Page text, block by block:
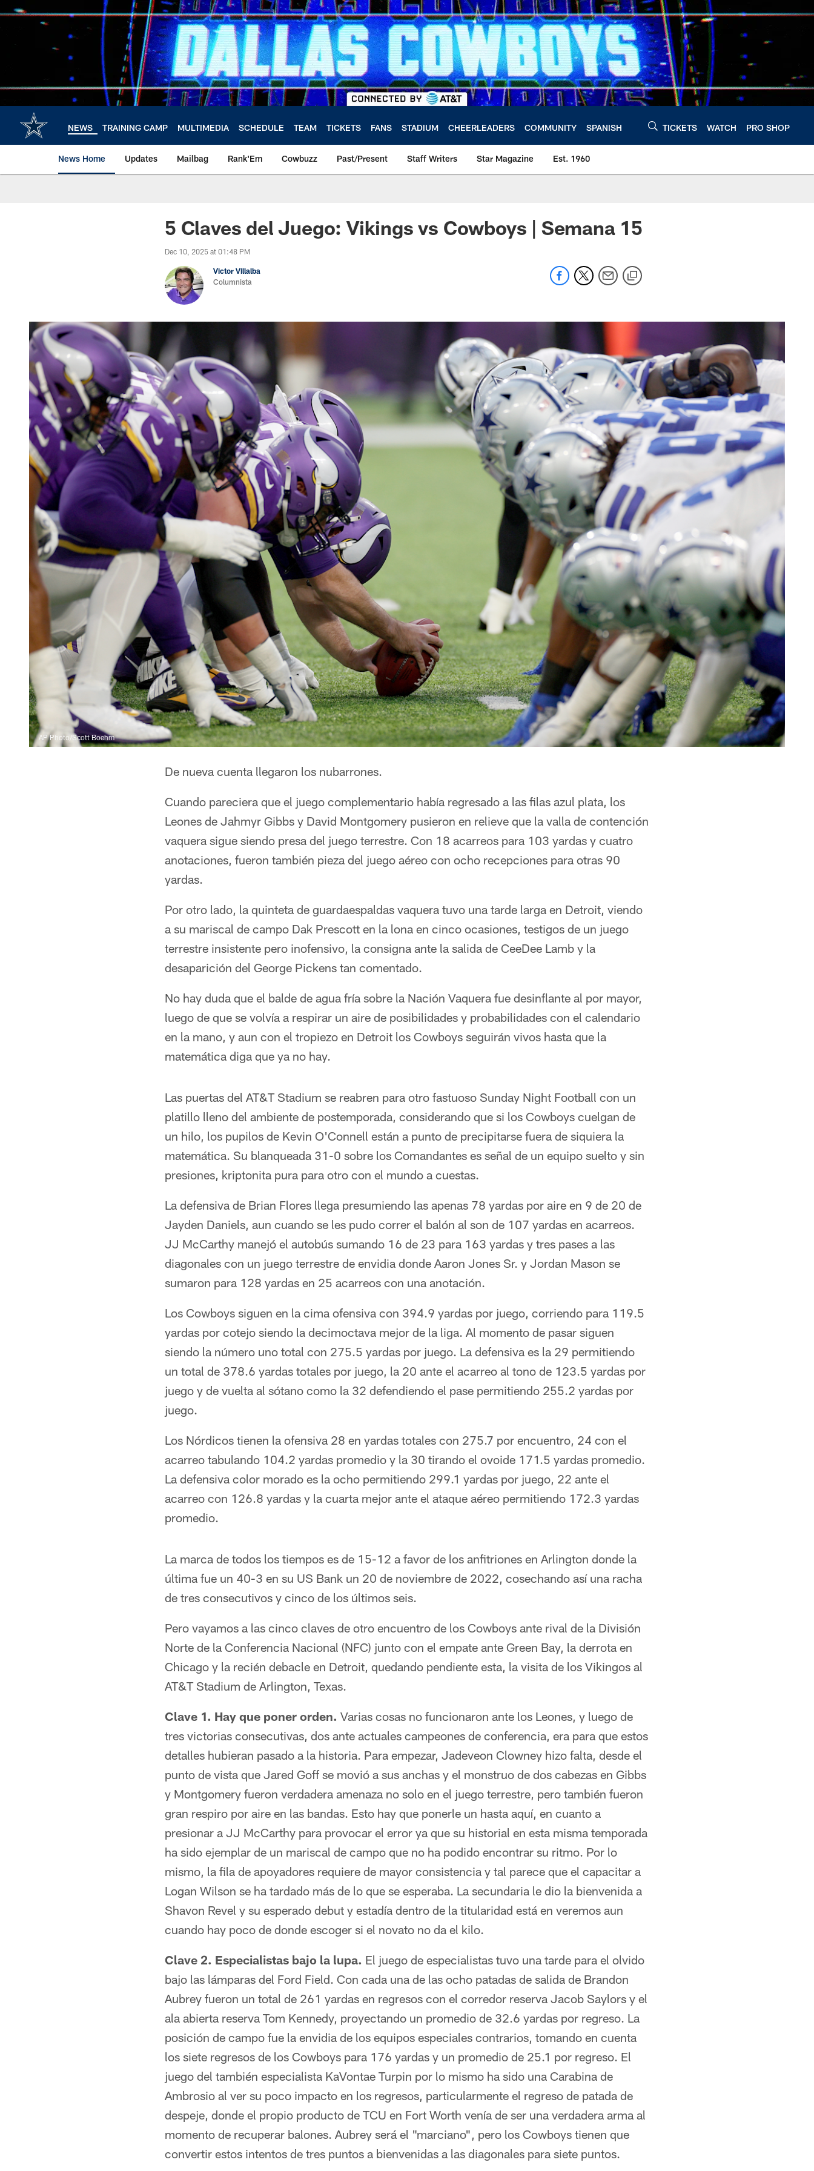
Skip
to
NEWS TRAINING CAMP MULTIMEDIA SCHEDULE TEAM TICKETS FANS STADIUM CHEERLEADERS COMMUNITY SPANISH TICKETS WATCH PRO SHOP
News Home Updates Mailbag Rank'Em Cowbuzz Past/Present Staff Writers Star Magazine Est. 1960
5 Claves del Juego: Vikings vs Cowboys | Semana 15
Dec 10, 2025 at 01:48 PM
Victor Villalba
Columnista
AP Photo/Scott Boehm
De nueva cuenta llegaron los nubarrones.
Cuando pareciera que el juego complementario había regresado a las filas azul plata, los
Leones de Jahmyr Gibbs y David Montgomery pusieron en relieve que la valla de contención
vaquera sigue siendo presa del juego terrestre. Con 18 acarreos para 103 yardas y cuatro
anotaciones, fueron también pieza del juego aéreo con ocho recepciones para otras 90
yardas.
Por otro lado, la quinteta de guardaespaldas vaquera tuvo una tarde larga en Detroit, viendo
a su mariscal de campo Dak Prescott en la lona en cinco ocasiones, testigos de un juego
terrestre insistente pero inofensivo, la consigna ante la salida de CeeDee Lamb y la
desaparición del George Pickens tan comentado.
No hay duda que el balde de agua fría sobre la Nación Vaquera fue desinflante al por mayor,
luego de que se volvía a respirar un aire de posibilidades y probabilidades con el calendario
en la mano, y aun con el tropiezo en Detroit los Cowboys seguirán vivos hasta que la
matemática diga que ya no hay.
Las puertas del AT&T Stadium se reabren para otro fastuoso Sunday Night Football con un
platillo lleno del ambiente de postemporada, considerando que si los Cowboys cuelgan de
un hilo, los pupilos de Kevin O'Connell están a punto de precipitarse fuera de siquiera la
matemática. Su blanqueada 31-0 sobre los Comandantes es señal de un equipo suelto y sin
presiones, kriptonita pura para otro con el mundo a cuestas.
La defensiva de Brian Flores llega presumiendo las apenas 78 yardas por aire en 9 de 20 de
Jayden Daniels, aun cuando se les pudo correr el balón al son de 107 yardas en acarreos.
JJ McCarthy manejó el autobús sumando 16 de 23 para 163 yardas y tres pases a las
diagonales con un juego terrestre de envidia donde Aaron Jones Sr. y Jordan Mason se
sumaron para 128 yardas en 25 acarreos con una anotación.
Los Cowboys siguen en la cima ofensiva con 394.9 yardas por juego, corriendo para 119.5
yardas por cotejo siendo la decimoctava mejor de la liga. Al momento de pasar siguen
siendo la número uno total con 275.5 yardas por juego. La defensiva es la 29 permitiendo
un total de 378.6 yardas totales por juego, la 20 ante el acarreo al tono de 123.5 yardas por
juego y de vuelta al sótano como la 32 defendiendo el pase permitiendo 255.2 yardas por
juego.
Los Nórdicos tienen la ofensiva 28 en yardas totales con 275.7 por encuentro, 24 con el
acarreo tabulando 104.2 yardas promedio y la 30 tirando el ovoide 171.5 yardas promedio.
La defensiva color morado es la ocho permitiendo 299.1 yardas por juego, 22 ante el
acarreo con 126.8 yardas y la cuarta mejor ante el ataque aéreo permitiendo 172.3 yardas
promedio.
La marca de todos los tiempos es de 15-12 a favor de los anfitriones en Arlington donde la
última fue un 40-3 en su US Bank un 20 de noviembre de 2022, cosechando así una racha
de tres consecutivos y cinco de los últimos seis.
Pero vayamos a las cinco claves de otro encuentro de los Cowboys ante rival de la División
Norte de la Conferencia Nacional (NFC) junto con el empate ante Green Bay, la derrota en
Chicago y la recién debacle en Detroit, quedando pendiente esta, la visita de los Vikingos al
AT&T Stadium de Arlington, Texas.
Clave 1. Hay que poner orden. Varias cosas no funcionaron ante los Leones, y luego de
tres victorias consecutivas, dos ante actuales campeones de conferencia, era para que estos
detalles hubieran pasado a la historia. Para empezar, Jadeveon Clowney hizo falta, desde el
punto de vista que Jared Goff se movió a sus anchas y el monstruo de dos cabezas en Gibbs
y Montgomery fueron verdadera amenaza no solo en el juego terrestre, pero también fueron
gran respiro por aire en las bandas. Esto hay que ponerle un hasta aquí, en cuanto a
presionar a JJ McCarthy para provocar el error ya que su historial en esta misma temporada
ha sido ejemplar de un mariscal de campo que no ha podido encontrar su ritmo. Por lo
mismo, la fila de apoyadores requiere de mayor consistencia y tal parece que el capacitar a
Logan Wilson se ha tardado más de lo que se esperaba. La secundaria le dio la bienvenida a
Shavon Revel y su esperado debut y estadía dentro de la titularidad está en veremos aun
cuando hay poco de donde escoger si el novato no da el kilo.
Clave 2. Especialistas bajo la lupa. El juego de especialistas tuvo una tarde para el olvido
bajo las lámparas del Ford Field. Con cada una de las ocho patadas de salida de Brandon
Aubrey fueron un total de 261 yardas en regresos con el corredor reserva Jacob Saylors y el
ala abierta reserva Tom Kennedy, proyectando un promedio de 32.6 yardas por regreso. La
posición de campo fue la envidia de los equipos especiales contrarios, tomando en cuenta
los siete regresos de los Cowboys para 176 yardas y un promedio de 25.1 por regreso. El
juego del también especialista KaVontae Turpin por lo mismo ha sido una Carabina de
Ambrosio al ver su poco impacto en los regresos, particularmente el regreso de patada de
despeje, donde el propio producto de TCU en Fort Worth venía de ser una verdadera arma al
momento de recuperar balones. Aubrey será el "marciano", pero los Cowboys tienen que
convertir estos intentos de tres puntos a bienvenidas a las diagonales para siete puntos.